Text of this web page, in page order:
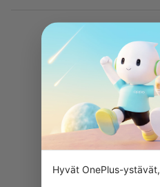
Hyvät OnePlus-ystävät,